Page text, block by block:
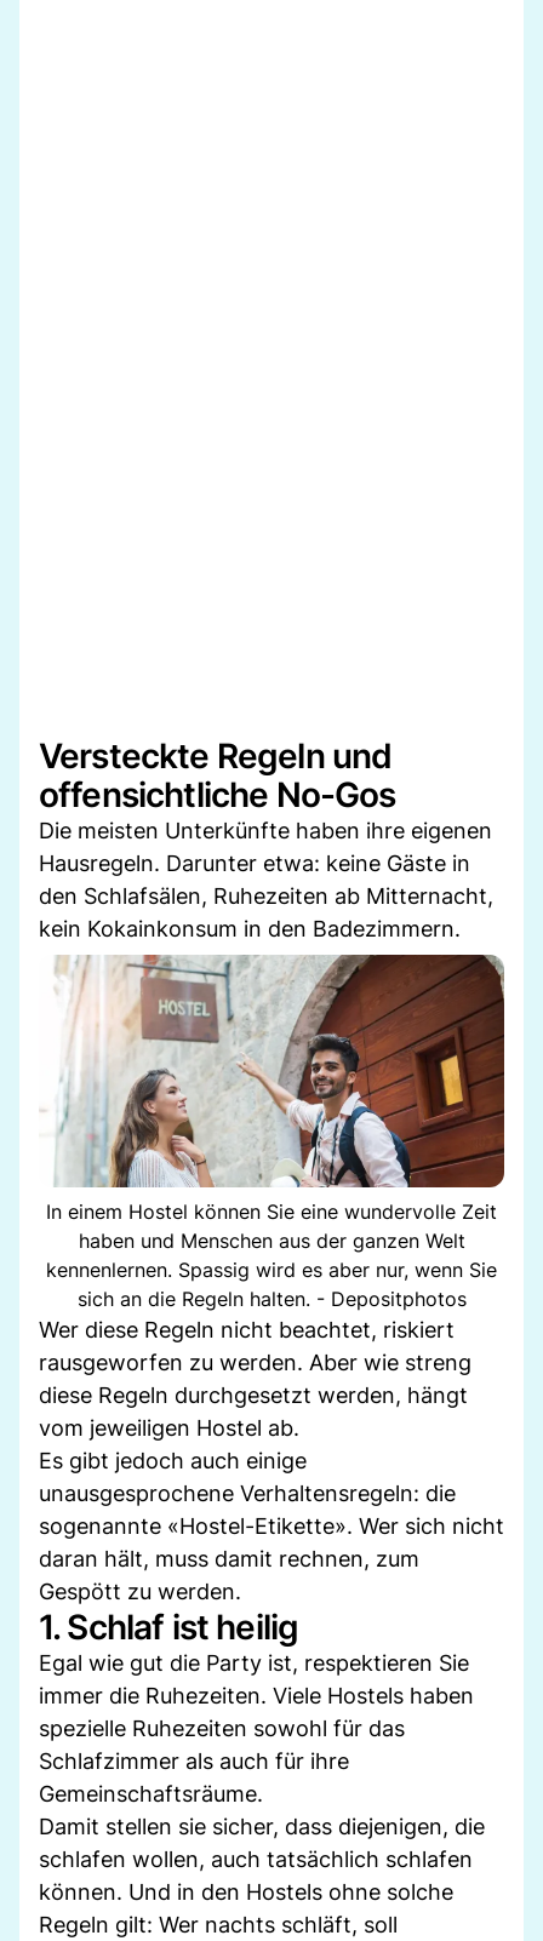
Versteckte Regeln und
offensichtliche No-Gos
Die meisten Unterkünfte haben ihre eigenen
Hausregeln. Darunter etwa: keine Gäste in
den Schlafsälen, Ruhezeiten ab Mitternacht,
kein Kokainkonsum in den Badezimmern.
In einem Hostel können Sie eine wundervolle Zeit
haben und Menschen aus der ganzen Welt
kennenlernen. Spassig wird es aber nur, wenn Sie
sich an die Regeln halten. - Depositphotos
Wer diese Regeln nicht beachtet, riskiert
rausgeworfen zu werden. Aber wie streng
diese Regeln durchgesetzt werden, hängt
vom jeweiligen Hostel ab.
Es gibt jedoch auch einige
unausgesprochene Verhaltensregeln: die
sogenannte «Hostel-Etikette». Wer sich nicht
daran hält, muss damit rechnen, zum
Gespött zu werden.
1. Schlaf ist heilig
Egal wie gut die Party ist, respektieren Sie
immer die Ruhezeiten. Viele Hostels haben
spezielle Ruhezeiten sowohl für das
Schlafzimmer als auch für ihre
Gemeinschaftsräume.
Damit stellen sie sicher, dass diejenigen, die
schlafen wollen, auch tatsächlich schlafen
können. Und in den Hostels ohne solche
Regeln gilt: Wer nachts schläft, soll